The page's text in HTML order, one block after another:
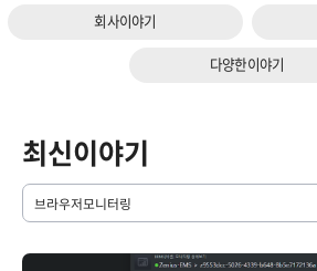
회사이야기
다양한이야기
최신이야기